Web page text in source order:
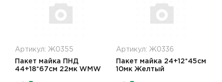
Артикул: Ж0355
Пакет майка ПНД
44+18*67см 22мк WMW
Артикул: Ж0336
Пакет майка 24+12*45см
10мк Желтый